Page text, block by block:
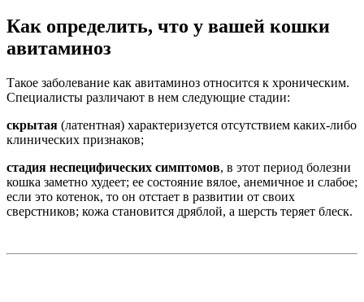
Как определить, что у вашей кошки
авитаминоз
Такое заболевание как авитаминоз относится к хроническим.
Специалисты различают в нем следующие стадии:
скрытая (латентная) характеризуется отсутствием каких-либо
клинических признаков;
стадия неспецифических симптомов, в этот период болезни
кошка заметно худеет; ее состояние вялое, анемичное и слабое;
если это котенок, то он отстает в развитии от своих
сверстников; кожа становится дряблой, а шерсть теряет блеск.